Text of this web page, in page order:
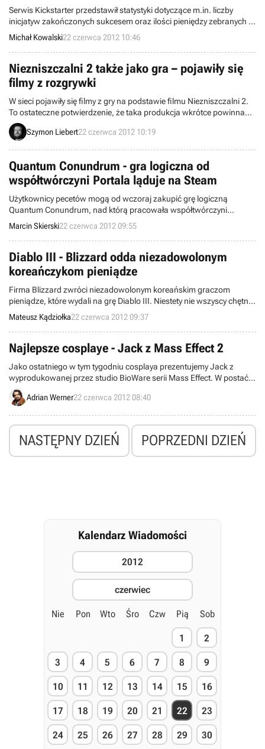
Serwis Kickstarter przedstawił statystyki dotyczące m.in. liczby
inicjatyw zakończonych sukcesem oraz ilości pieniędzy zebranych w
zbiórkach.W kategorii gier 33% projektów zakończyło się
powodzeniem.
Michał Kowalski22 czerwca 2012 10:46
Niezniszczalni 2 także jako gra – pojawiły się
filmy z rozgrywki
W sieci pojawiły się filmy z gry na podstawie filmu Niezniszczalni 2.
To ostateczne potwierdzenie, że taka produkcja wkrótce powinna
trafić do sklepów. Plotki na jej temat pojawiły się jakiś czas temu –
wynikało z nich, że tytuł zostanie wydany przez Ubisoft.
Szymon Liebert22 czerwca 2012 10:19
Quantum Conundrum - gra logiczna od
współtwórczyni Portala ląduje na Steam
Użytkownicy pecetów mogą od wczoraj zakupić grę logiczną
Quantum Conundrum, nad którą pracowała współtwórczyni
Portala. Obie produkcje mają ze sobą sporo wspólnego.
Marcin Skierski22 czerwca 2012 09:55
Diablo III - Blizzard odda niezadowolonym
koreańczykom pieniądze
Firma Blizzard zwróci niezadowolonym koreańskim graczom
pieniądze, które wydali na grę Diablo III. Niestety nie wszyscy chętni
będą mogli ubiegać się o refundację. Amerykańska firma zgodziła
się oddać pieniądze jedynie osobom, które nie przekroczyły 40
poziomu doświadczenia.
Mateusz Kądziołka22 czerwca 2012 09:37
Najlepsze cosplaye - Jack z Mass Effect 2
Jako ostatniego w tym tygodniu cosplaya prezentujemy Jack z
wyprodukowanej przez studio BioWare serii Mass Effect. W postać
tę wcieliła się Jia Jem. Dziewczyna wybrała wersję Jack z drugiej
części cyklu.
Adrian Werner22 czerwca 2012 08:40
NASTĘPNY DZIEŃ POPRZEDNI DZIEŃ
Kalendarz Wiadomości
2012
czerwiec
Nie Pon Wto Śro Czw Pią Sob
1 2
3 4 5 6 7 8 9
10 11 12 13 14 15 16
17 18 19 20 21 22 23
24 25 26 27 28 29 30